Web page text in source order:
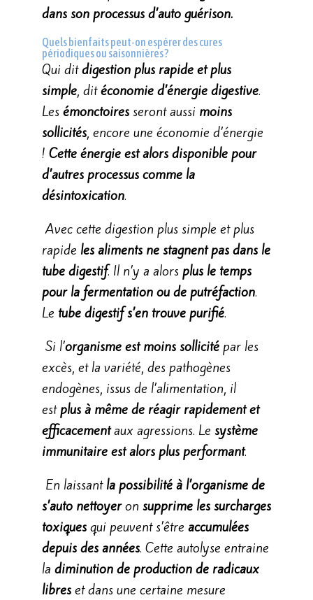
dans son processus d’auto guérison.
Quels bienfaits peut-on espérer des cures
périodiques ou saisonnières ?
Qui ditdigestion plus rapide et plus
simple, ditéconomie d’énergie digestive.
Les émonctoiresseront aussi moins
sollicités, encore une économie d’énergie
! Cette énergie est alors disponible pour
d’autres processus comme la
désintoxication.
Avec cette digestion plus simple et plus
rapide les aliments ne stagnent pas dans le
tube digestif. Il n’y a alors plus le temps
pour la fermentation ou de putréfaction.
Le tube digestif s’en trouve purifié.
Si l’organisme est moins sollicitépar les
excès, et la variété, des pathogènes
endogènes, issus de l’alimentation, il
estplus à même de réagir rapidement et
efficacementaux agressions. Le système
immunitaire est alors plus performant.
En laissantla possibilité à l’organisme de
s’auto nettoyeron supprime les surcharges
toxiquesqui peuvent s’être accumulées
depuis des années. Cette autolyse entraine
la diminution de production de radicaux
libreset dans une certaine mesure